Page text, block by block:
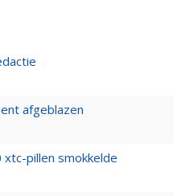
afgeblazen
pillen smokkelde